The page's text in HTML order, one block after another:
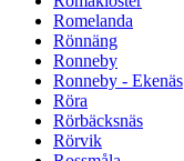
Romelanda
Rönnäng
Ronneby
Ronneby - Ekenäs
Röra
Rörbäcksnäs
Rörvik